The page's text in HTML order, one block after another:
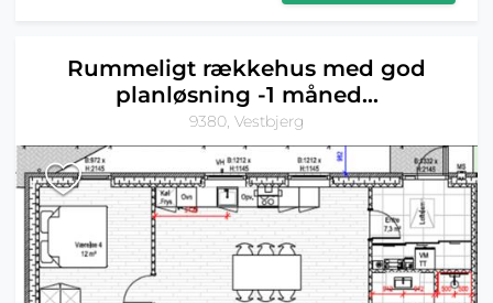
Rummeligt rækkehus med god
planløsning -1 måned...
9380, Vestbjerg